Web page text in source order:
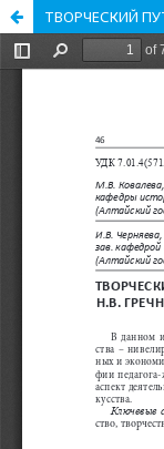
ТВОРЧЕСКИЙ